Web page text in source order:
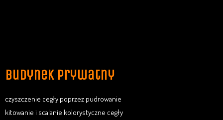
budynek prywatny
czyszczenie cegły poprzez pudrowanie
kitowanie i scalanie kolorystyczne cegły